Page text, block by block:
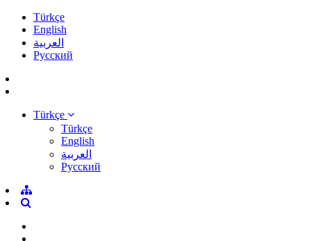
Türkçe
English
العربية
Pусский
Türkçe
Türkçe
English
العربية
Pусский